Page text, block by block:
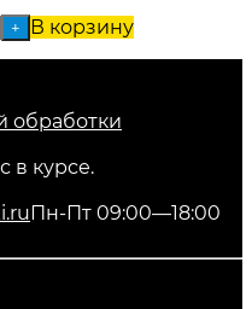
+
В корзину
обработки
в курсе.
Пн-Пт 09:00—18:00